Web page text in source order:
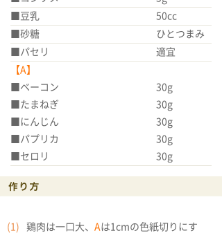
■豆乳 50cc
■砂糖 ひとつまみ
■パセリ 適宜
【A】
■ベーコン 30g
■たまねぎ 30g
■にんじん 30g
■パプリカ 30g
■セロリ 30g
(1) 鶏肉は一口大、 Aは1cmの色紙切りにす